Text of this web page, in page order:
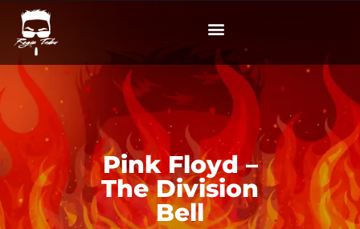
Pink Floyd –
The Division
Bell